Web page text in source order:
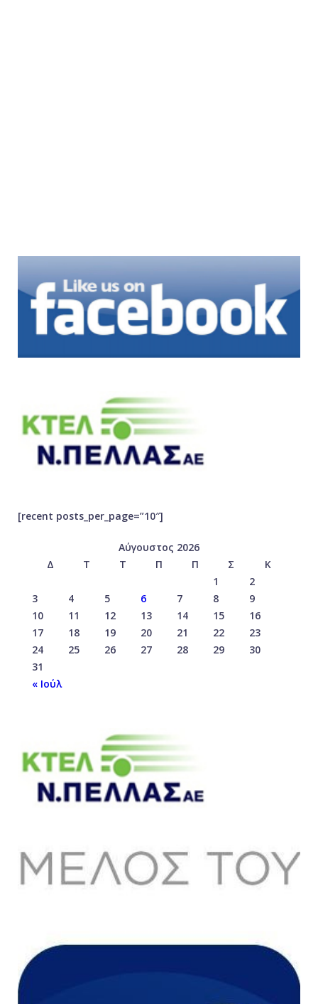
[recent posts_per_page=”10″]
Αύγουστος 2026
Δ
Τ Τ Π Π Σ
Κ
1
2
3
4 5 6 7 8
9
10
11 12 13 14 15
16
17
18 19 20 21 22
23
24
25 26 27 28 29
30
31
« Ιούλ